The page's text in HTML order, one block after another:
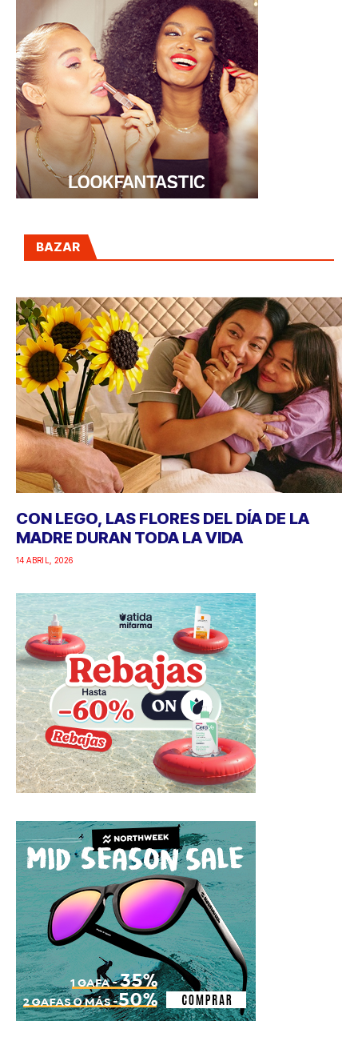
BAZAR
CON LEGO, LAS FLORES DEL DÍA DE LA
MADRE DURAN TODA LA VIDA
14 ABRIL, 2026